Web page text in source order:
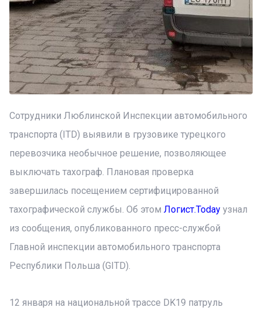
Сотрудники Люблинской Инспекции автомобильного
транспорта (ITD) выявили в грузовике турецкого
перевозчика необычное решение, позволяющее
выключать тахограф. Плановая проверка
завершилась посещением сертифицированной
тахографической службы. Об этом Логист.Today узнал
из сообщения, опубликованного пресс-службой
Главной инспекции автомобильного транспорта
Республики Польша (GITD).
12 января на национальной трассе DK19 патруль